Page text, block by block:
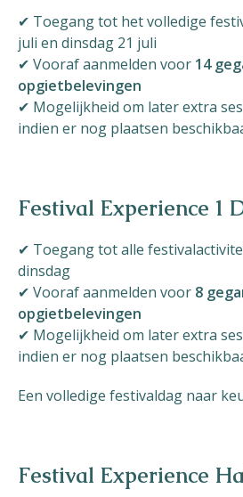
✔ Toegang tot het volledige
juli en dinsdag 21 juli
✔ Vooraf aanmelden voor 14
opgietbelevingen
✔ Mogelijkheid om later extra
indien er nog plaatsen
Festival Experience 1
✔ Toegang tot alle
dinsdag
✔ Vooraf aanmelden voor 8
opgietbelevingen
✔ Mogelijkheid om later extra
indien er nog plaatsen
Een volledige festivaldag naar
Festival Experience